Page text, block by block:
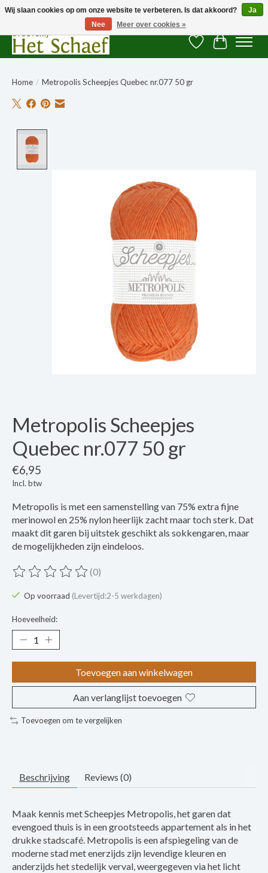
Verlanglijst
Home / Metropolis Scheepjes Quebec nr.077 50 gr
Metropolis Scheepjes
Quebec nr.077 50 gr
€6,95
Incl. btw
Metropolis is met een samenstelling van 75% extra fijne
merinowol en 25% nylon heerlijk zacht maar toch sterk. Dat
maakt dit garen bij uitstek geschikt als sokkengaren, maar
de mogelijkheden zijn eindeloos.
De beoordeling van dit product is
(0)
Op voorraad (Levertijd:2-5 werkdagen)
Hoeveelheid:
Toevoegen aan winkelwagen
Aan verlanglijst toevoegen
Toevoegen om te vergelijken
Beschrijving Reviews (0)
Maak kennis met Scheepjes Metropolis, het garen dat
evengoed thuis is in een grootsteeds appartement als in het
drukke stadscafé. Metropolis is een afspiegeling van de
moderne stad met enerzijds zijn levendige kleuren en
anderzijds het stedelijk verval, weergegeven via het licht
Wij slaan cookies op om onze website te verbeteren. Is dat akkoord?
Ja
Nee
Meer over cookies »